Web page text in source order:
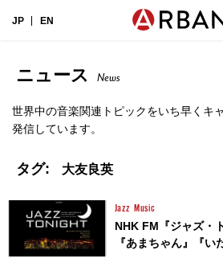
JP EN
ニュース News
世界中の音楽関連トピックをいち早くキ
発信しています。
タグ: 大友良英
Jazz Music
NHK FM『ジャズ・
『あまちゃん』『い